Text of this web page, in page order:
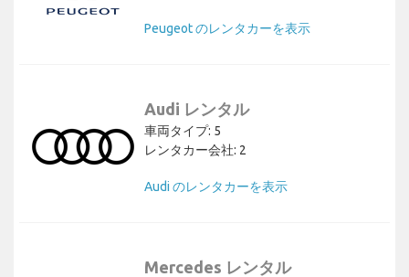
Peugeot のレンタカーを表示
Audi レンタル
車両タイプ: 5
レンタカー会社: 2
Audi のレンタカーを表示
Mercedes レンタル